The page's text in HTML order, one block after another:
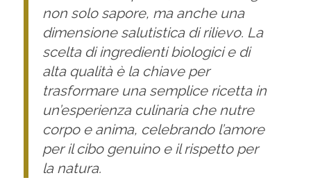
non solo sapore, ma anche una
dimensione salutistica di rilievo. La
scelta di ingredienti biologici e di
alta qualità è la chiave per
trasformare una semplice ricetta in
un’esperienza culinaria che nutre
corpo e anima, celebrando l’amore
per il cibo genuino e il rispetto per
la natura.